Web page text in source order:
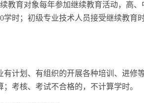
教育对象每年参加继续教育活动，高
时；初级专业技术人员接受继续教育
有计划、有组织的开展各种培训、进修
考核、考试不合格的，不计算学时。